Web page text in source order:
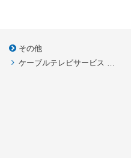
その他
ケーブルテレビサービス HOME